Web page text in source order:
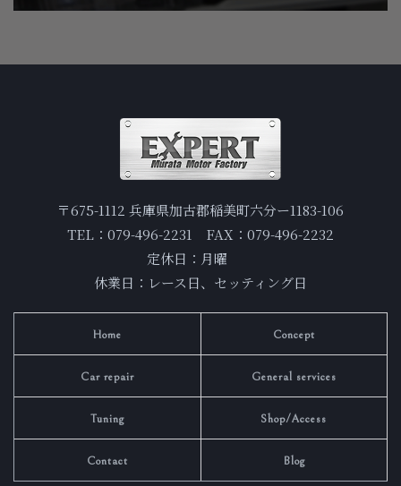
〒675-1112 兵庫県加古郡稲美町六分ー1183-106
TEL：079-496-2231 FAX：079-496-2232
定休日：月曜
休業日：レース日、セッティング日
Home Concept
Car repair General services
Tuning Shop/Access
Contact Blog